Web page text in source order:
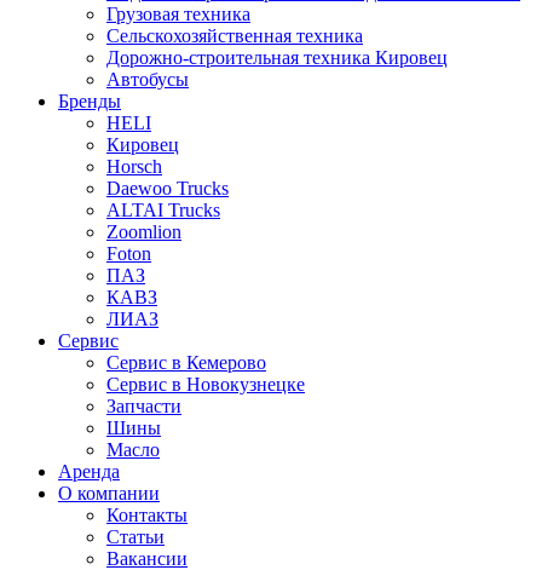
Грузовая техника
Сельскохозяйственная техника
Дорожно-строительная техника Кировец
Автобусы
Бренды
HELI
Кировец
Horsch
Daewoo Trucks
ALTAI Trucks
Zoomlion
Foton
ПАЗ
КАВЗ
ЛИАЗ
Сервис
Сервис в Кемерово
Сервис в Новокузнецке
Запчасти
Шины
Масло
Аренда
О компании
Контакты
Статьи
Вакансии